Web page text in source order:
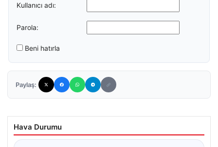
Kullanıcı adı:
Parola:
Beni hatırla
Paylaş:
Hava Durumu